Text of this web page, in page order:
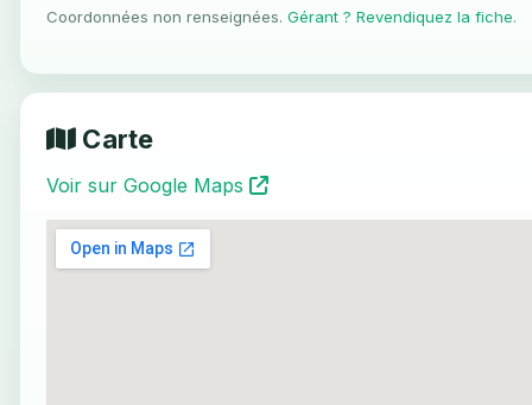
Coordonnées non renseignées. Gérant ? Revendiquez la fiche.
Carte
Voir sur Google Maps